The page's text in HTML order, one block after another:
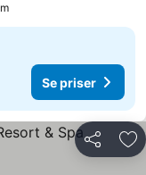
Se priser
Del